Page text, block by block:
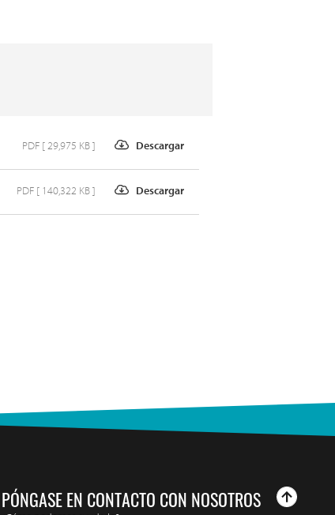
Descargar
PDF [ 29,975 KB ]
Descargar
PDF [ 140,322 KB ]
PÓNGASE EN CONTACTO CON NOSOTROS